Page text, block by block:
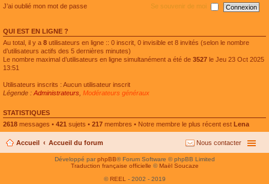
e
s
e
n
t
J’ai oublié mon mot de passe
Se souvenir de moi
QUI EST EN LIGNE ?
Au total, il y a 8 utilisateurs en ligne :: 0 inscrit, 0 invisible et 8 invités (selon le nombre
d’utilisateurs actifs des 5 dernières minutes)
Le nombre maximal d’utilisateurs en ligne simultanément a été de 3527 le Jeu 23 Oct 2025
13:51
Utilisateurs inscrits : Aucun utilisateur inscrit
Légende : Administrateurs Modérateurs généraux
STATISTIQUES
2618 messages • 421 sujets • 217 membres • Notre membre le plus récent est Lena
Accueil Accueil du forum Nous contacter
Développé parphpBB® Forum Software © phpBB Limited
Traduction française officielle © Maël Soucaze
© REEL - 2002 - 2019